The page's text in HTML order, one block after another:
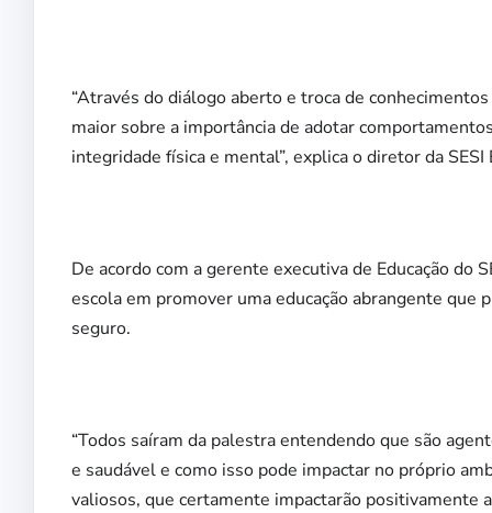
“Através do diálogo aberto e troca de
maior sobre a importância de adotar
integridade física e mental”, explica o diretor da
De acordo com a gerente executiva de Educação do
escola em promover uma educação abrangente
seguro.
“Todos saíram da palestra entendendo que são
e saudável e como isso pode impactar no próprio
valiosos, que certamente impactarão positivamente